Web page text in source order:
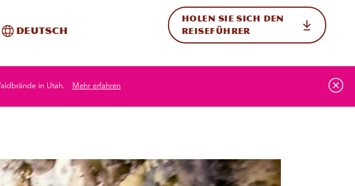
Suche
Toggle International
Deutsch
HOLEN SIE SICH DEN
REISEFÜHRER
in Utah. Mehr erfahren